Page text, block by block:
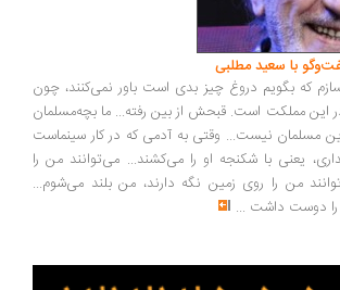
سعید مطلبی
بگویم دروغ چیز بدی است باور نمی‌کنند، چون
است. قبحش از بین رفته... ما بچه‌مسلمان
نیست... وقتی به آدمی که در کار سینماست
با شکنجه او را می‌کشند... می‌توانند من را
را روی زمین نگه دارند، من بلند می‌شوم...
داشت ...